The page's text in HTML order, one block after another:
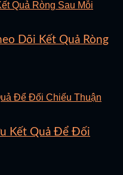
Dõi Kết Quả Ròng
Kết Quả Để Đối